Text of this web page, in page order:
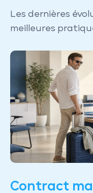
Les dernières
meilleures
Contract